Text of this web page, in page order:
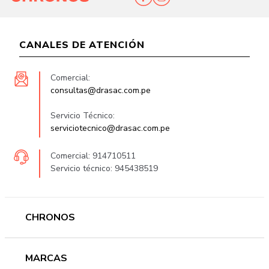
CANALES DE ATENCIÓN
Comercial:
consultas@drasac.com.pe
Servicio Técnico:
serviciotecnico@drasac.com.pe
Comercial: 914710511
Servicio técnico: 945438519
CHRONOS
Hombre
MARCAS